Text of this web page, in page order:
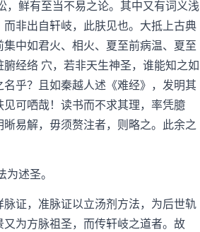
鲜有至当不易之论。其中又有词义浅
非出自轩岐，此肤见也。大抵上古典
中如君火、相火、夏至前病温、夏至
经络 穴，若非天生神圣，谁能知之如
乎？且如秦越人述《难经》，发明其
可哂哉！读书而不求其理，率凭臆
易解，毋须赘注者，则略之。此余之
述圣。
证，准脉证以立汤剂方法，为后世轨
为方脉祖圣，而传轩岐之道者。故